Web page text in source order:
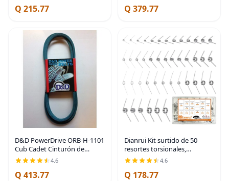
clasificación de impacto con
Q 215.77
bicicletas, mini bicicletas,
Q 379.77
D&D PowerDrive ORB-H-1101
Cub Cadet Cinturón de
repuesto Kevlar MTD 754-
0461 954-0461 1/2 pulgadas x
78 pulgadas, sección 4LK,
4.6
Q 413.77
Dianrui Kit surtido de 50
resortes torsionales,
45/90/120 grados, 15
tamaños, acero inoxidable
304, mecánico, pequeño
4.6
Q 178.77